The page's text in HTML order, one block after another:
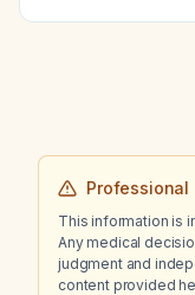
Professional
This information is
Any medical
judgment and
content provided